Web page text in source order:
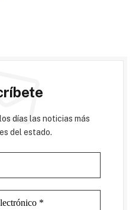
días las noticias más
del estado.